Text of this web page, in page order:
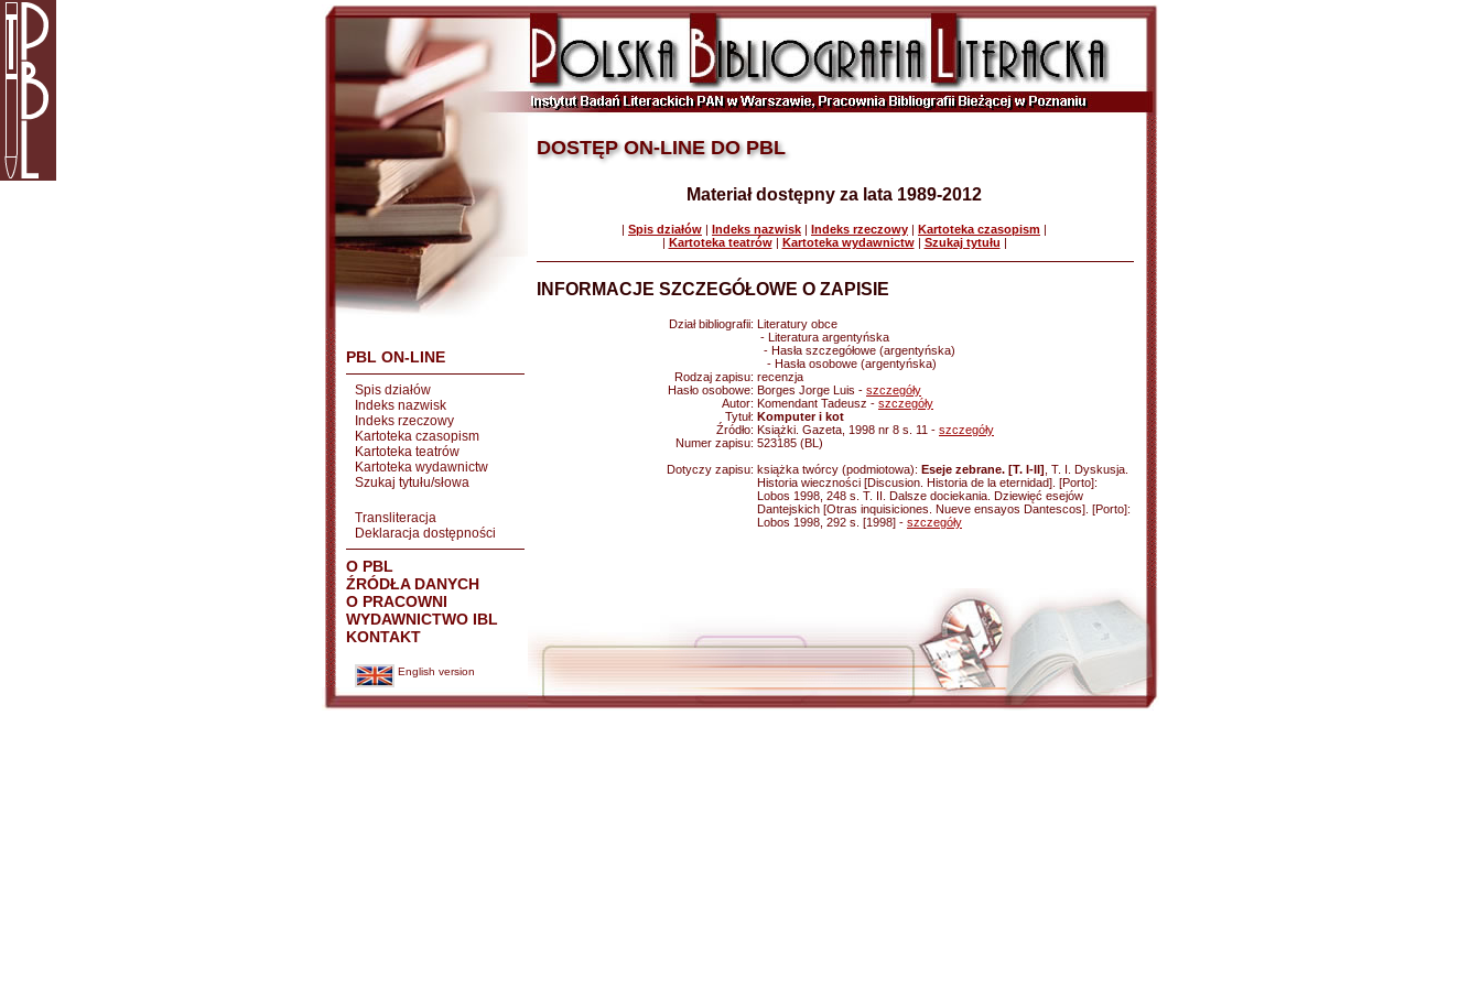
PBL ON-LINE
Spis działów
Indeks nazwisk
Indeks rzeczowy
Kartoteka czasopism
Kartoteka teatrów
Kartoteka wydawnictw
Szukaj tytułu/słowa
Transliteracja
Deklaracja dostępności
O PBL
ŹRÓDŁA DANYCH
O PRACOWNI
WYDAWNICTWO IBL
KONTAKT
English version
DOSTĘP ON-LINE DO PBL
Materiał dostępny za lata 1989-2012
| Spis działów | Indeks nazwisk | Indeks rzeczowy | Kartoteka czasopism |
| Kartoteka teatrów| Kartoteka wydawnictw| Szukaj tytułu |
INFORMACJE SZCZEGÓŁOWE O ZAPISIE
Dział bibliografii: Literatury obce
- Literatura argentyńska
- Hasła szczegółowe (argentyńska)
- Hasła osobowe (argentyńska)
Rodzaj zapisu: recenzja
Hasło osobowe: Borges Jorge Luis - szczegóły
Autor: Komendant Tadeusz - szczegóły
Tytuł: Komputer i kot
Źródło: Książki. Gazeta, 1998 nr 8 s. 11 - szczegóły
Numer zapisu: 523185 (BL)
Dotyczy zapisu: książka twórcy (podmiotowa): Eseje zebrane. [T. I-II] , T. I. Dyskusja.
Historia wieczności [Discusion. Historia de la eternidad]. [Porto]:
Lobos 1998, 248 s. T. II. Dalsze dociekania. Dziewięć esejów
Dantejskich [Otras inquisiciones. Nueve ensayos Dantescos]. [Porto]:
Lobos 1998, 292 s. [1998] - szczegóły